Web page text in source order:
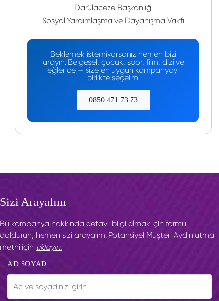
Darülaceze Başkanlığı
Sosyal Yardımlaşma ve Dayanışma Vakfı
Beklemek istemiyorsanız hemen bizi
arayın. Belgesel, çocuk, spor, film, dizi ve
eğlence — size en uygun kampanyayı
birlikte seçelim.
0850 471 73 73
Sizi Arayalım
Bu kampanya hakkında detaylı bilgi almak için formu
doldurun, hemen sizi arayalım. Potansiyel Müşteri Aydınlatma
metni için tıklayın.
AD SOYAD